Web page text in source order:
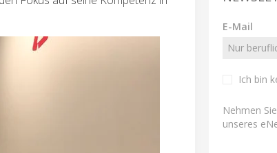
E-Mail
Ich bin
Nehmen
unseres